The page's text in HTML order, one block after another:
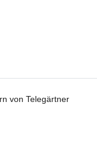
von Telegärtner